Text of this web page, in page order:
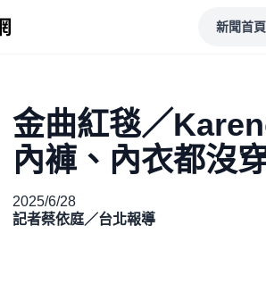
新聞首頁
金曲紅毯／
內褲、內衣都沒
2025/6/28
記者蔡依庭／台北報導